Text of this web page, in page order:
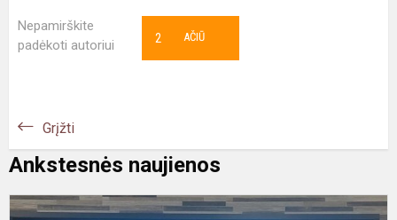
Nepamirškite
padėkoti autoriui
AČIŪ
2
Grįžti
Ankstesnės naujienos